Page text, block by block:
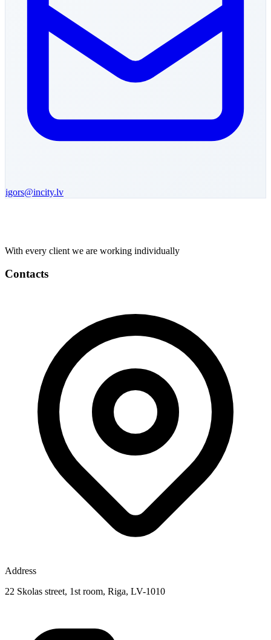
igors@incity.lv
With every client we are working individually
Contacts
Address
22 Skolas street, 1st room, Riga, LV-1010